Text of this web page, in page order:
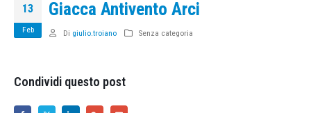
13
Feb
Giacca Antivento Arci
Di giulio.troiano Senza categoria
Condividi questo post